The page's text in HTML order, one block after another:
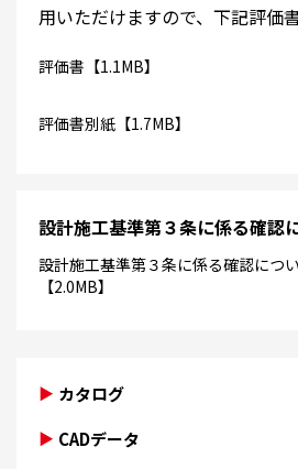
用いただけますので、下記評価
評価書【1.1MB】
評価書別紙【1.7MB】
設計施工基準第３条に係る確認
設計施工基準第３条に係る確認につ
【2.0MB】
カタログ
CADデータ